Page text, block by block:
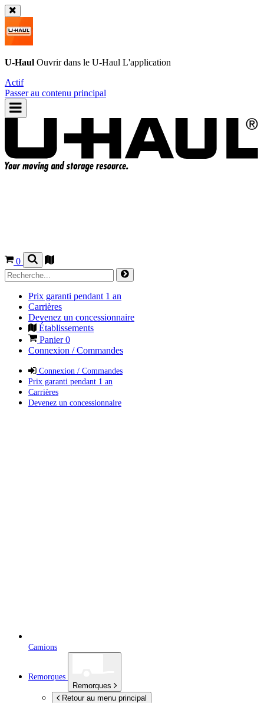
U-Haul Ouvrir dans le U-Haul L'application
Actif
Passer au contenu principal
0
Prix garanti pendant 1 an
Carrières
Devenez un concessionnaire
Établissements
Panier0
Connexion / Commandes
Connexion / Commandes
Prix garanti pendant 1 an
Carrières
Devenez un concessionnaire
Camions
Remorques
Remorques
Retour au menu principal